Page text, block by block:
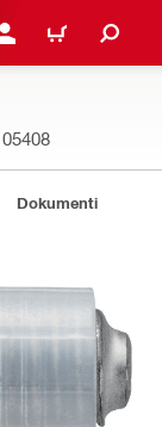
VAI
IEPIRKŠANĀS
Dokumenti